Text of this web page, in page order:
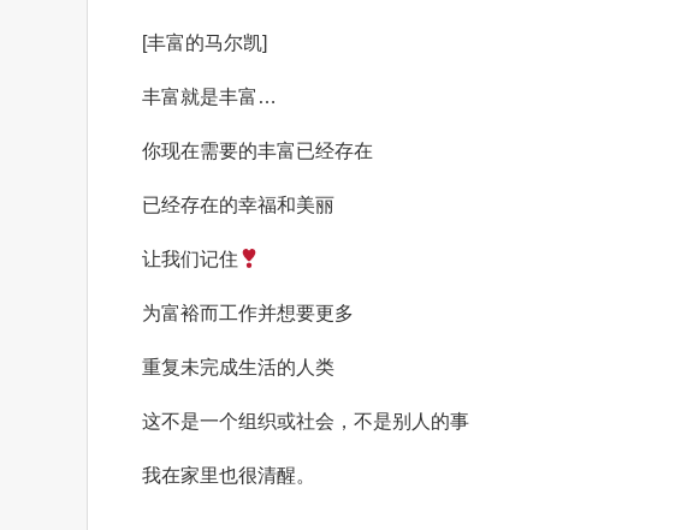
[丰富的马尔凯]
丰富就是丰富…
你现在需要的丰富已经存在
已经存在的幸福和美丽
让我们记住
为富裕而工作并想要更多
重复未完成生活的人类
这不是一个组织或社会，不是别人的事
我在家里也很清醒。